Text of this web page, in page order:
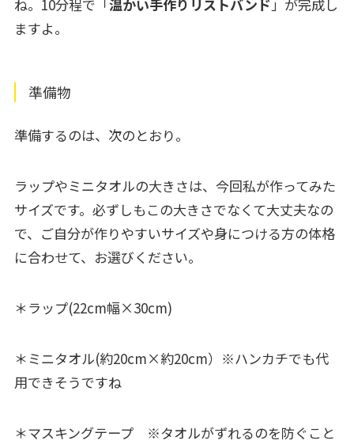
ね。10分程で「温かい手作りリストバンド 」が完成し
ますよ。
準備物
準備するのは、次のとおり。
ラップやミニタオルの大きさは、今回私が作ってみた
サイズです。必ずしもこの大きさでなくて大丈夫なの
で、ご自分が作りやすいサイズや身につける方の体格
に合わせて、お選びください。
＊ラップ(22cm幅×30cm)
＊ミニタオル(約20cm×約20cm）※ハンカチでも代
用できそうですね
＊マスキングテープ ※タオルがずれるのを防ぐこと